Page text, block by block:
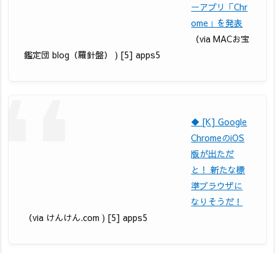
ーアプリ「Chr
ome」を発表
（via MACお宝
鑑定団 blog（羅針盤） ) [5] apps5
◆ [K] Google
ChromeのiOS
版が出ただ
と！ 新たな標
準ブラウザに
なりそうだ！
（via けんけん.com ) [5] apps5